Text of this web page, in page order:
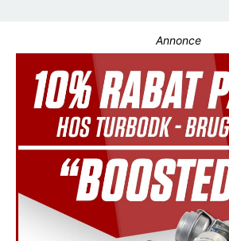
Annonce